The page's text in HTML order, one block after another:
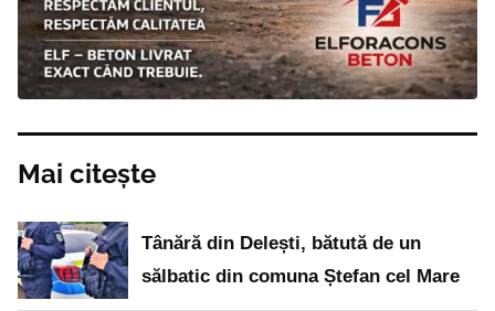
Mai citește
Tânără din Delești, bătută de un
sălbatic din comuna Ștefan cel Mare